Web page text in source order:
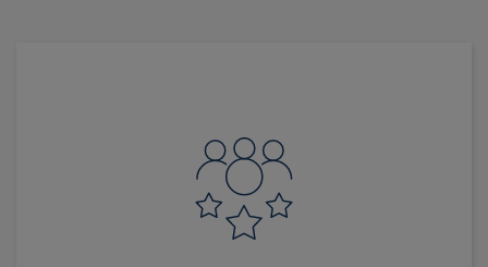
Nous offrons un accès à plusieurs niveaux d’expertise
active et d’innovation en investissement, complété par